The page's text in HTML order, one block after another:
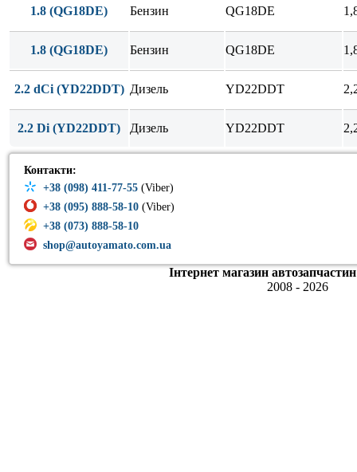
1.8 (QG18DE) Бензин QG18DE
1.8 (QG18DE) Бензин QG18DE
2.2 dCi (YD22DDT) Дизель YD22DDT
2.2 Di (YD22DDT) Дизель YD22DDT
Контакти:
+38 (098) 411-77-55 (Viber)
+38 (095) 888-58-10 (Viber)
+38 (073) 888-58-10
shop@autoyamato.com.ua
Інтернет магазин
2008 - 2026